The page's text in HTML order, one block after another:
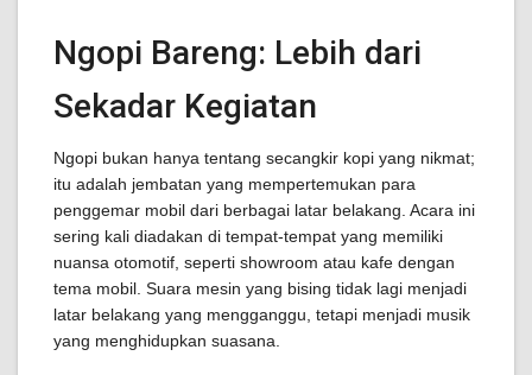
Ngopi Bareng: Lebih dari
Sekadar Kegiatan
Ngopi bukan hanya tentang secangkir kopi yang nikmat;
itu adalah jembatan yang mempertemukan para
penggemar mobil dari berbagai latar belakang. Acara ini
sering kali diadakan di tempat-tempat yang memiliki
nuansa otomotif, seperti showroom atau kafe dengan
tema mobil. Suara mesin yang bising tidak lagi menjadi
latar belakang yang mengganggu, tetapi menjadi musik
yang menghidupkan suasana.